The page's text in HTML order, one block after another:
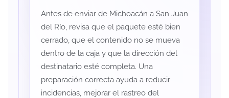
Antes de enviar de Michoacán a San Juan
del Río, revisa que el paquete esté bien
cerrado, que el contenido no se mueva
dentro de la caja y que la dirección del
destinatario esté completa. Una
preparación correcta ayuda a reducir
incidencias, mejorar el rastreo del